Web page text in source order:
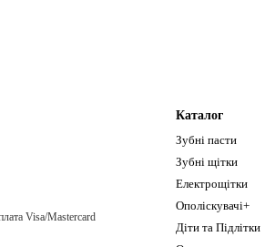
Каталог
Зубні пасти
Зубні щітки
Електрощітки
Ополіскувачі+
Діти та Підлітки